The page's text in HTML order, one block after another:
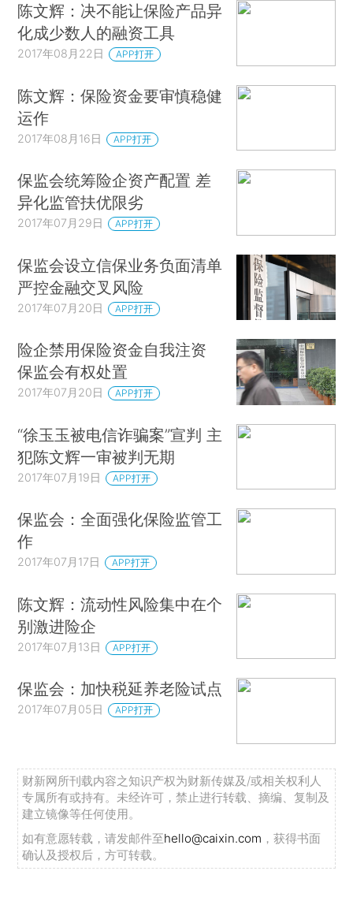
陈文辉：决不能让保险产品异
化成少数人的融资工具
2017年08月22日 APP打开
陈文辉：保险资金要审慎稳健
运作
2017年08月16日 APP打开
保监会统筹险企资产配置 差
异化监管扶优限劣
2017年07月29日 APP打开
保监会设立信保业务负面清单
严控金融交叉风险
2017年07月20日 APP打开
险企禁用保险资金自我注资
保监会有权处置
2017年07月20日 APP打开
“徐玉玉被电信诈骗案”宣判 主
犯陈文辉一审被判无期
2017年07月19日 APP打开
保监会：全面强化保险监管工
作
2017年07月17日 APP打开
陈文辉：流动性风险集中在个
别激进险企
2017年07月13日 APP打开
保监会：加快税延养老险试点
2017年07月05日 APP打开
财新网所刊载内容之知识产权为财新传媒及/或相关权利人
专属所有或持有。未经许可，禁止进行转载、摘编、复制及
建立镜像等任何使用。
如有意愿转载，请发邮件至hello@caixin.com ，获得书面
确认及授权后，方可转载。